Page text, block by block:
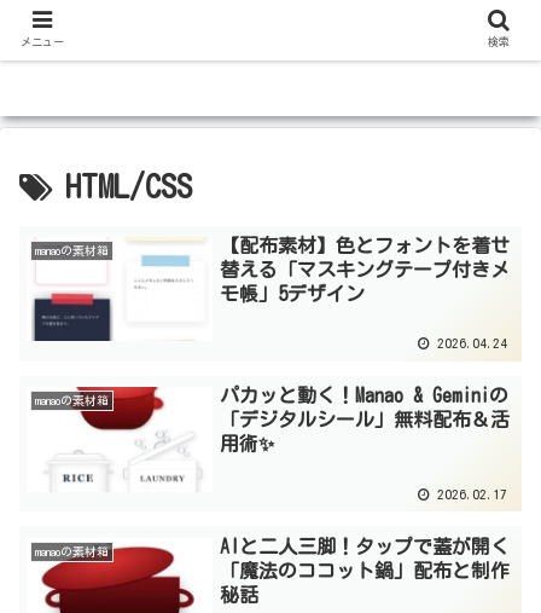
HTML/CSS
manaoの素材箱
【配布素材】色とフォントを着せ
替える「マスキングテープ付きメ
モ帳」5デザイン
2026.04.24
manaoの素材箱
パカッと動く！Manao & Geminiの
「デジタルシール」無料配布＆活
用術✨
2026.02.17
manaoの素材箱
AIと二人三脚！タップで蓋が開く
「魔法のココット鍋」配布と制作
秘話
メニュー 検索